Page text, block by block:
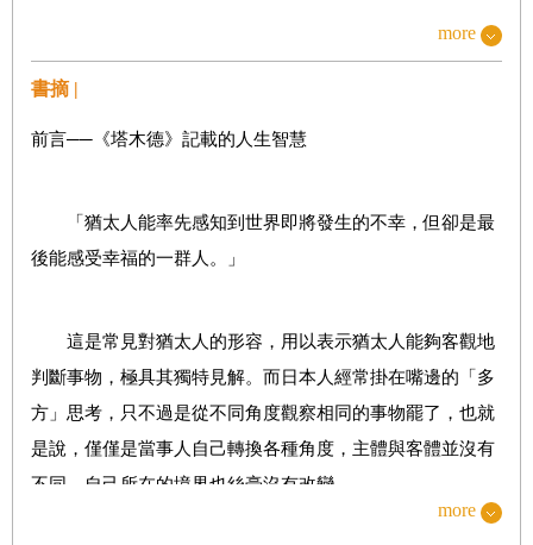
其中，空的錢包傷人最深。」
✡ 魔法石榴
✡ 行善時要做到一視同仁
不要讓借錢者受到屈辱──借貸時不得傷害對方的尊嚴
more
書摘 |
前言──《塔木德》記載的人生智慧
「猶太人能率先感知到世界即將發生的不幸，但卻是最
後能感受幸福的一群人。」
這是常見對猶太人的形容，用以表示猶太人能夠客觀地
判斷事物，極具其獨特見解。而日本人經常掛在嘴邊的「多
方」思考，只不過是從不同角度觀察相同的事物罷了，也就
是說，僅僅是當事人自己轉換各種角度，主體與客體並沒有
不同，自己所在的境界也絲毫沒有改變。
而猶太人所說的「兩個方向」，指的是原先自己所看向
more